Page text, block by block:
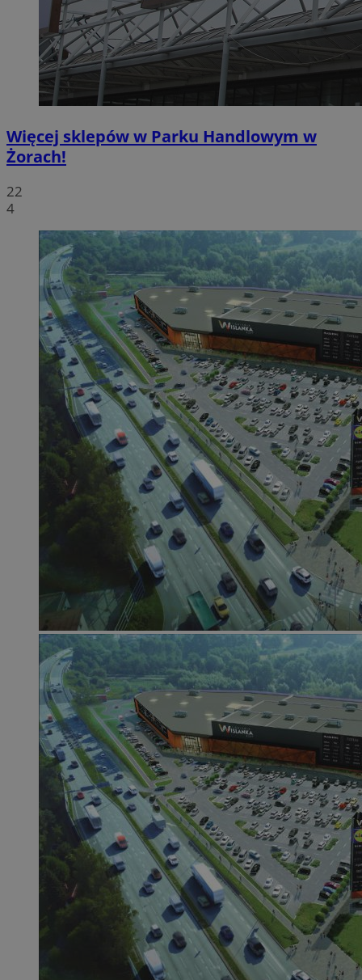
Więcej sklepów w Parku Handlowym w
Żorach!
22
4